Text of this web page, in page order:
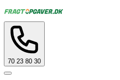
70 23 80 30